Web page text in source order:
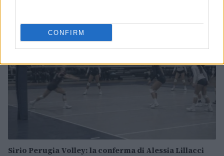
CONFIRM
Sirio Perugia Volley: la conferma di Alessia Lillacci